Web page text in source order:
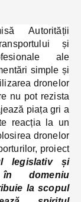
Autorității
și
ale
simple și
dronelor
nu pot rezista
piața gri a
reacția la un
dronelor
proiect
legislativ și
în domeniu
la scopul